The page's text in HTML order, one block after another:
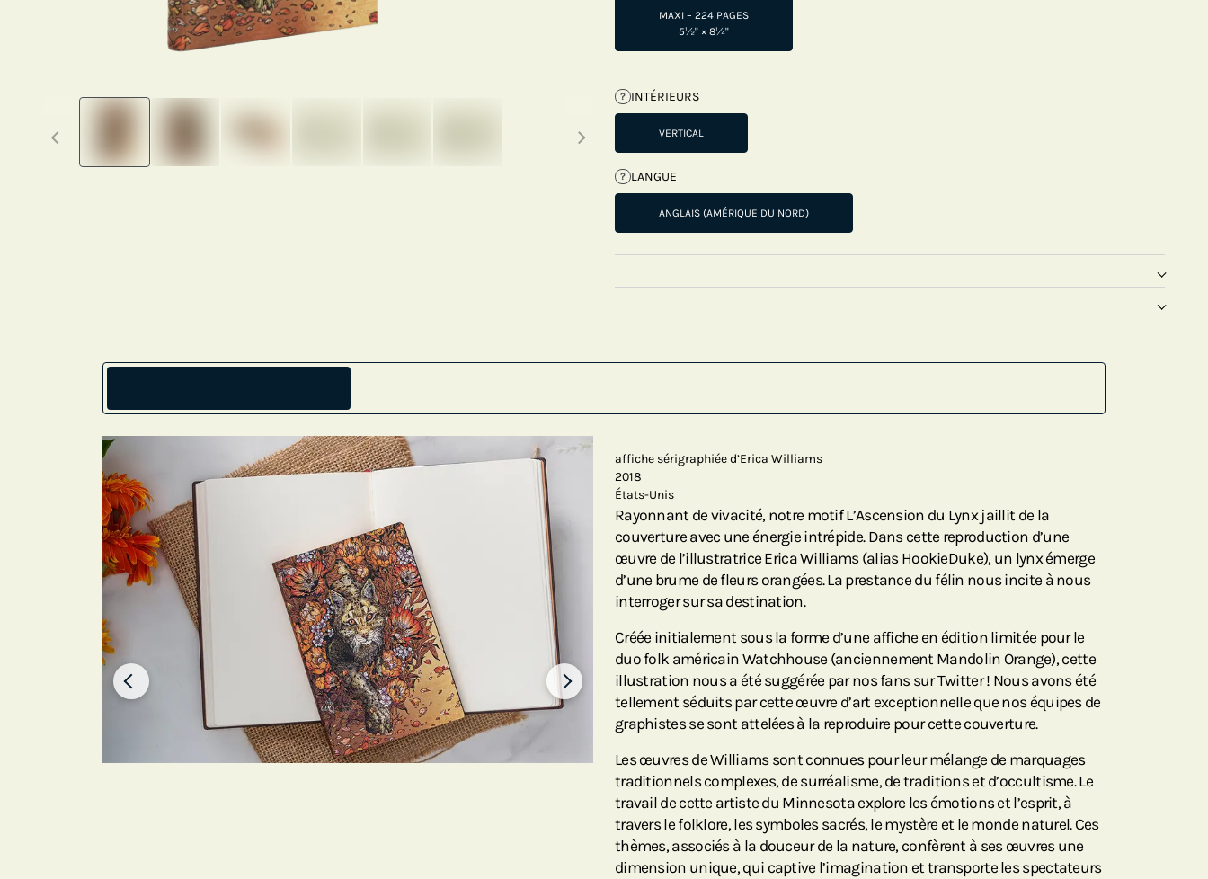
Previous thumbnails Next thumbnails
MAXI – 224 PAGES
5½" × 8¼"
? INTÉRIEURS
VERTICAL
? LANGUE
ANGLAIS (AMÉRIQUE DU NORD)
affiche sérigraphiée d’Erica Williams
2018
États-Unis
Rayonnant de vivacité, notre motif L’Ascension du Lynx jaillit de la
couverture avec une énergie intrépide. Dans cette reproduction d’une
œuvre de l’illustratrice Erica Williams (alias HookieDuke), un lynx émerge
d’une brume de fleurs orangées. La prestance du félin nous incite à nous
interroger sur sa destination.
Créée initialement sous la forme d’une affiche en édition limitée pour le
duo folk américain Watchhouse (anciennement Mandolin Orange), cette
illustration nous a été suggérée par nos fans sur Twitter ! Nous avons été
tellement séduits par cette œuvre d’art exceptionnelle que nos équipes de
graphistes se sont attelées à la reproduire pour cette couverture.
Les œuvres de Williams sont connues pour leur mélange de marquages
traditionnels complexes, de surréalisme, de traditions et d’occultisme. Le
travail de cette artiste du Minnesota explore les émotions et l’esprit, à
travers le folklore, les symboles sacrés, le mystère et le monde naturel. Ces
thèmes, associés à la douceur de la nature, confèrent à ses œuvres une
dimension unique, qui captive l’imagination et transporte les spectateurs